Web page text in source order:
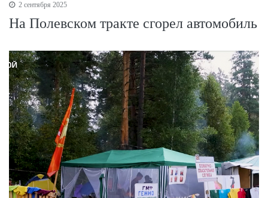
2 сентября 2025
На Полевском тракте сгорел автомобиль